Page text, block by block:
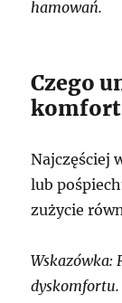
hamowań.
Czego
komfort
Najczęściej
lub
zużycie
Wskazówka:
dyskomfortu.